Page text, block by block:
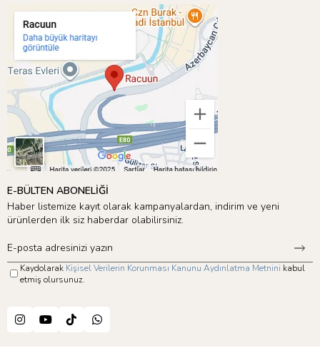
E-BÜLTEN ABONELİĞİ
Haber listemize kayıt olarak kampanyalardan, indirim ve yeni
ürünlerden ilk siz haberdar olabilirsiniz.
Kaydolarak Kişisel Verilerin Korunması Kanunu Aydınlatma Metnini kabul
etmiş olursunuz.